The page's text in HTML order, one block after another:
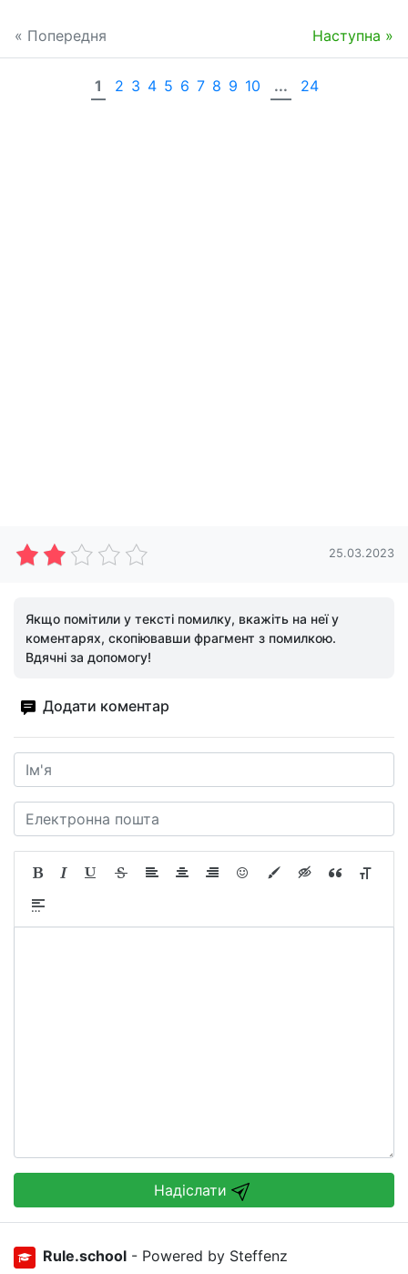
« Попередня Наступна »
1 2 3 4 5 6 7 8 9 10 ... 24
25.03.2023
Якщо помітили у тексті помилку, вкажіть на неї у
коментарях, скопіювавши фрагмент з помилкою.
Вдячні за допомогу!
Додати коментар
Надіслати
Rule.school - Powered by Steffenz